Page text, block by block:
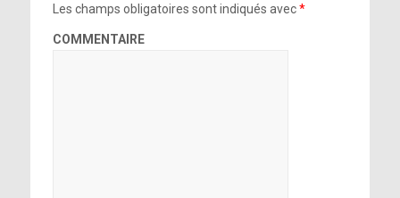
Les champs obligatoires sont indiqués avec*
COMMENTAIRE